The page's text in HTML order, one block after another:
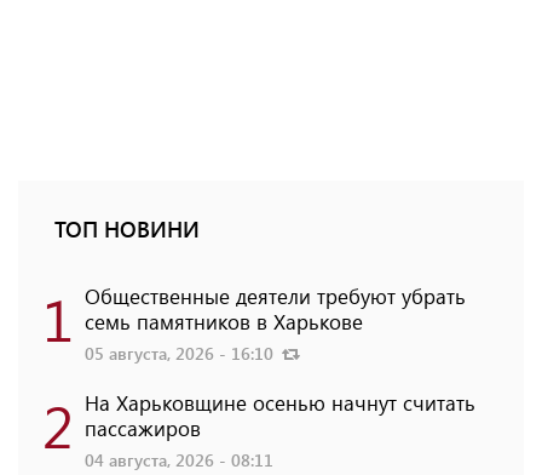
ТОП НОВИНИ
1 Общественные деятели требуют убрать
семь памятников в Харькове
05 августа, 2026 - 16:10
2 На Харьковщине осенью начнут считать
пассажиров
04 августа, 2026 - 08:11